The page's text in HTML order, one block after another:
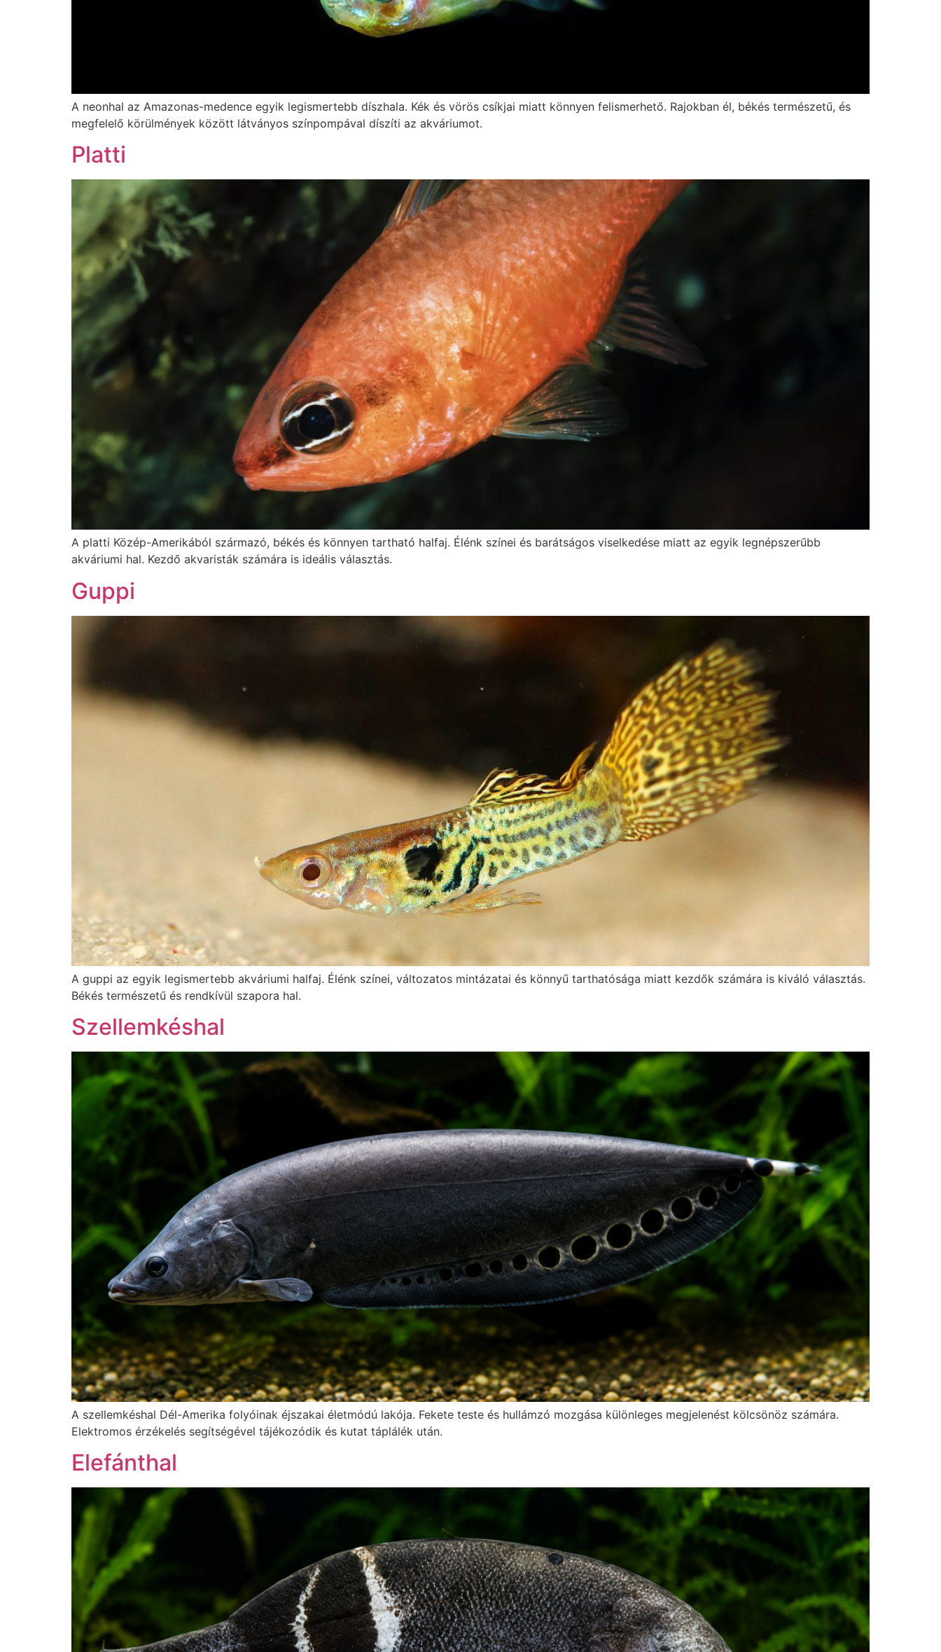
megfelelő körülmények között látványos színpompával díszíti az akváriumot.
Platti
A platti Közép-Amerikából származó, békés és könnyen tartható halfaj. Élénk színei és barátságos viselkedése miatt az egyik legnépszerűbb
akváriumi hal. Kezdő akvaristák számára is ideális választás.
Guppi
A guppi az egyik legismertebb akváriumi halfaj. Élénk színei, változatos mintázatai és könnyű tarthatósága miatt kezdők számára is kiváló választás.
Békés természetű és rendkívül szapora hal.
Szellemkéshal
A szellemkéshal Dél-Amerika folyóinak éjszakai életmódú lakója. Fekete teste és hullámzó mozgása különleges megjelenést kölcsönöz számára.
Elektromos érzékelés segítségével tájékozódik és kutat táplálék után.
Elefánthal